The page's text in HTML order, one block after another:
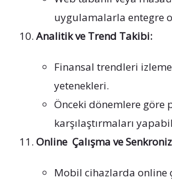
uygulamalarla entegre
Analitik ve Trend Takibi:
Finansal trendleri
yetenekleri.
Önceki dönemlere göre
karşılaştırmaları
Online Çalışma ve
Mobil cihazlarda online